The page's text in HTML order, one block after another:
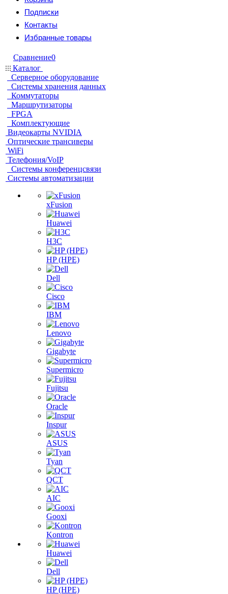
Подписки
Контакты
Избранные товары
Сравнение0
Каталог
Серверное оборудование
Системы хранения данных
Коммутаторы
Маршрутизаторы
FPGA
Комплектующие
Видеокарты NVIDIA
Оптические трансиверы
WiFi
Телефония/VoIP
Системы конференцсвязи
Системы автоматизации
xFusion
Huawei
H3C
HP (HPE)
Dell
Cisco
IBM
Lenovo
Gigabyte
Supermicro
Fujitsu
Oracle
Inspur
ASUS
Tyan
QCT
AIC
Gooxi
Kontron
Huawei
Dell
HP (HPE)